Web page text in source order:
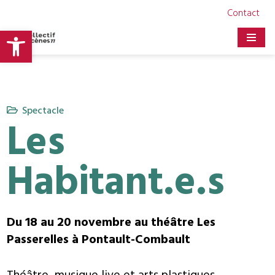
Ouvrir la barre d’outils
Contact
Aller
au
contenu
Spectacle
Les
Habitant.e.s
Du 18 au 20 novembre au théâtre Les
Passerelles à Pontault-Combault